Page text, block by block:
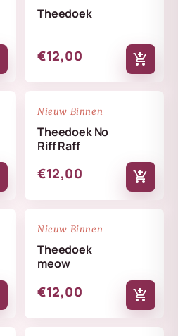
Theedoek
€12,00 add_shopping_cart
NIEUW
Nieuw Binnen
Theedoek No
Riff Raff
€12,00 add_shopping_cart
NIEUW
Nieuw Binnen
Theedoek
meow
€12,00 add_shopping_cart